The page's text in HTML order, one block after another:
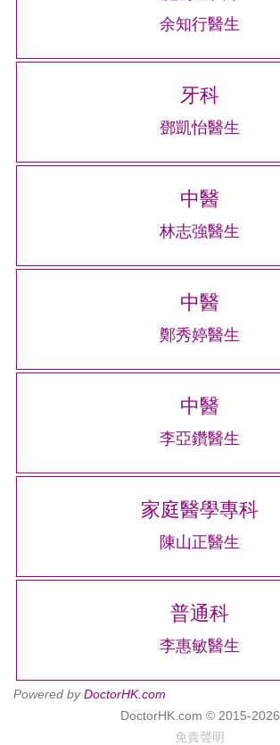
余知行醫生
牙科
鄧凱怡醫生
中醫
林志強醫生
中醫
鄭秀婷醫生
中醫
李亞鑽醫生
家庭醫學專科
陳山正醫生
普通科
李惠敏醫生
Powered byDoctorHK.com
DoctorHK.com © 2015-2026
免責聲明